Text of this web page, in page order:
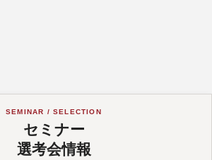
SEMINAR / SELECTION
セミナー
選考会情報